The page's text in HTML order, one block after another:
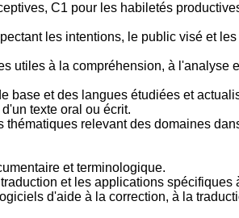
C1 pour les habiletés
les intentions, le public visé et
utiles à la compréhension, à l'analyse
base et des langues étudiées et
texte oral ou écrit.
relevant des domaines
et terminologique.
et les applications spécifiques
d'aide à la correction, à la